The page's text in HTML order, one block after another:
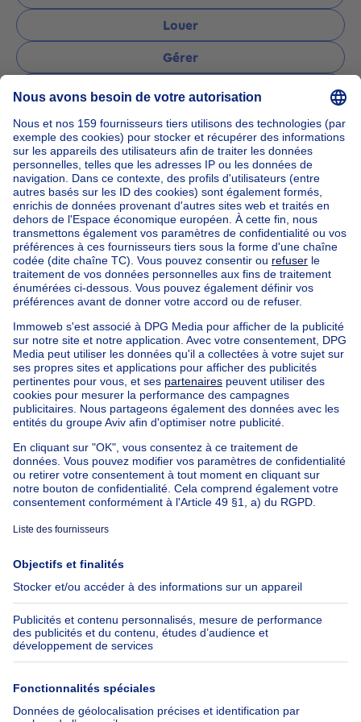
Louer
Gérer
Poser une question
Accueil
Agences immobilières
Agences immobilières à Bruxelles
TREVI Bruxelles - Sud Vente
Nos maisons hors de la Belgique
Maison à vendre France
Maison à vendre Espagne
Maison à vendre Italie
Maison à vendre Luxembourg
Maison à vendre Pays-bas
Nos biens pas chèrsMaison à vendre pas cher
Appartements à louer pas cher
Nos biens à louer avec chambres
Appartement à vendre avec 3 chambres
Maison à vendre avec 3 chambres
Appartement à louer avec 3 chambres
Maison à louer avec 3 chambres
Appartement à louer avec 3 chambres Bruxelles-ville
À propos
Immoweb
Presse
Emplois
Groupe Axel Springer
SeLoger.com
Immowelt.de
Outils
Belfius
Assurances
Check-list déménagement
Aide Suivez-nous